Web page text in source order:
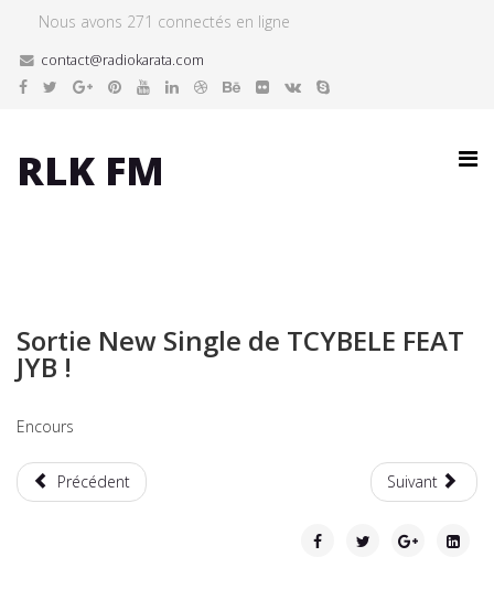
Nous avons 271 connectés en ligne
contact@radiokarata.com
RLK FM
Sortie New Single de TCYBELE FEAT
JYB !
Encours
Précédent Suivant